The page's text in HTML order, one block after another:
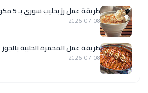
طريقة عمل رز بحليب سوري بـ 5 مكونات
2026-07-08
طريقة عمل المحمرة الحلبية بالجوز
2026-07-08